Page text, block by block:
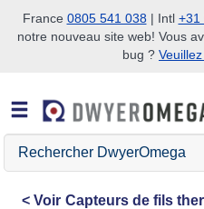
Passer à la recherche
Passer au contenu principal
Passer à la navigation
France 0805 541 038| Intl +31
notre nouveau site web! Vous
bug ?
Rechercher
DwyerOmega
Voir Capteurs de fils